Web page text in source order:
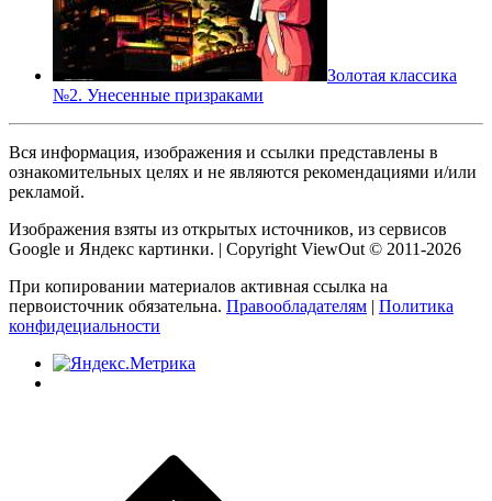
Золотая классика
№2. Унесенные призраками
Вся информация, изображения и ссылки представлены в
ознакомительных целях и не являются рекомендациями и/или
рекламой.
Изображения взяты из открытых источников, из сервисов
Google и Яндекс картинки. | Copyright ViewOut © 2011-2026
При копировании материалов активная ссылка на
первоисточник обязательна. Правообладателям | Политика
конфидециальности